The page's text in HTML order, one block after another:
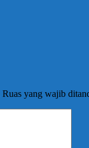
Ruas yang wajib